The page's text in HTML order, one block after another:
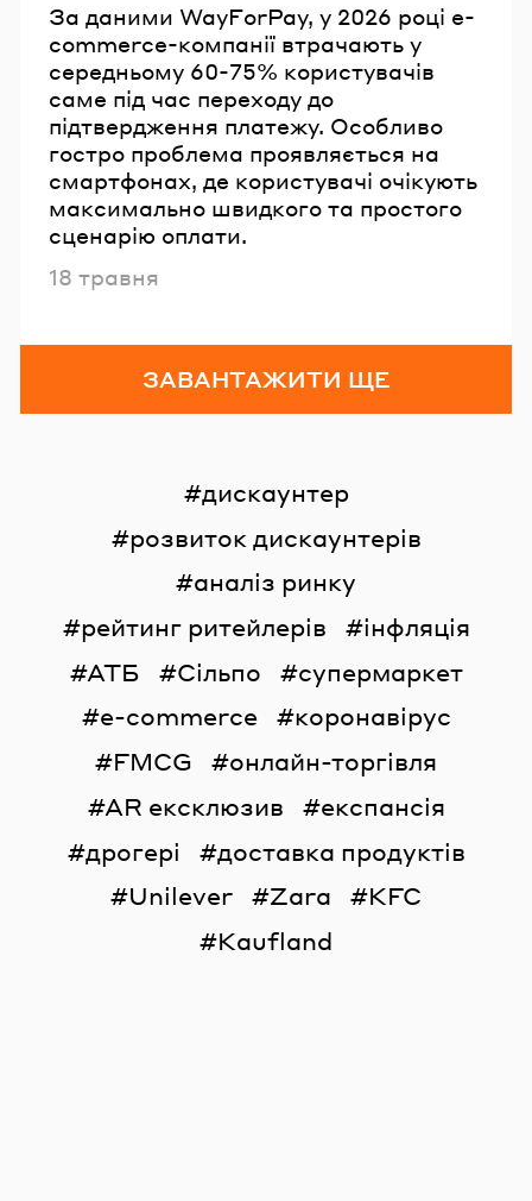
За даними WayForPay, у 2026 році e-
commerce-компанії втрачають у
середньому 60-75% користувачів
саме під час переходу до
підтвердження платежу. Особливо
гостро проблема проявляється на
смартфонах, де користувачі очікують
максимально швидкого та простого
сценарію оплати.
Опубліковано
18 травня
ЗАВАНТАЖИТИ ЩЕ
дискаунтер
розвиток дискаунтерів
аналіз ринку
рейтинг ритейлерів
інфляція
АТБ
Сільпо
супермаркет
e-commerce
коронавірус
FMCG
онлайн-торгівля
AR ексклюзив
експансія
дрогері
доставка продуктів
Unilever
Zara
KFC
Kaufland